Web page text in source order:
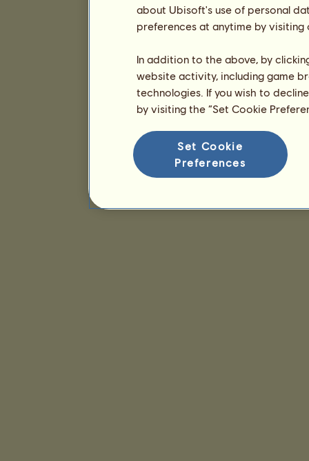
about Ubisoft's use of personal
preferences at anytime by
In addition to the above, by
website activity, including game
technologies. If you wish to
by visiting the “Set Cookie
Set Cookie
Preferences